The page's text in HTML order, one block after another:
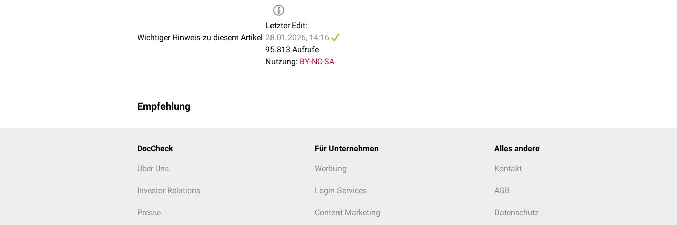
Viewer
Wichtiger Hinweis zu diesem Artikel
Letzter Edit:
28.01.2026, 14:16
95.813 Aufrufe
Nutzung: BY-NC-SA
Empfehlung
DocCheck
Über Uns
Investor Relations
Presse
Für Unternehmen
Werbung
Login Services
Content Marketing
Alles andere
Kontakt
AGB
Datenschutz